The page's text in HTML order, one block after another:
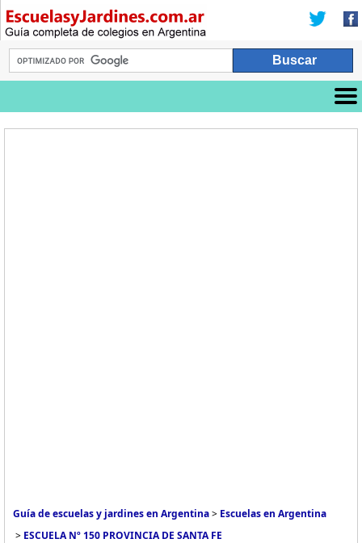
Guía de escuelas y jardines en Argentina> Escuelas en Argentina
> ESCUELA Nº 150 PROVINCIA DE SANTA FE